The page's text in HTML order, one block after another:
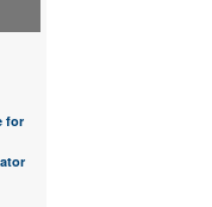
for